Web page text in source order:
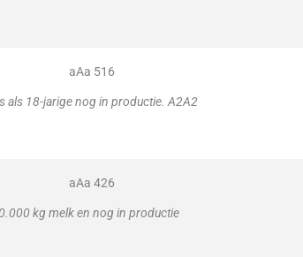
aAa 516
als 18-jarige nog in productie. A2A2
aAa 426
kg melk en nog in productie